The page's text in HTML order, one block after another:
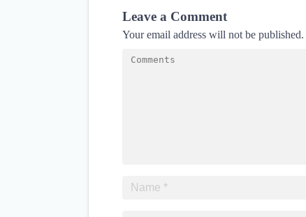
Leave a Comment
Your email address will not be published.